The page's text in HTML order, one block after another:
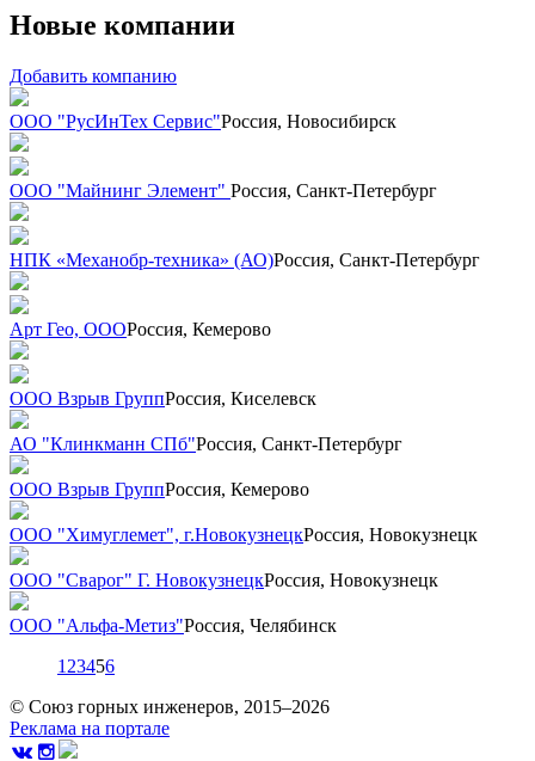
Новые компании
Добавить компанию
ООО "РусИнТех Сервис"Россия, Новосибирск
ООО "Майнинг Элемент" Россия, Санкт-Петербург
НПК «Механобр-техника» (АО)Россия, Санкт-Петербург
Арт Гео, ОООРоссия, Кемерово
ООО Взрыв ГруппРоссия, Киселевск
АО "Клинкманн СПб"Россия, Санкт-Петербург
ООО Взрыв ГруппРоссия, Кемерово
ООО "Химуглемет", г.НовокузнецкРоссия, Новокузнецк
ООО "Сварог" Г. НовокузнецкРоссия, Новокузнецк
ООО "Альфа-Метиз"Россия, Челябинск
1 23456
© Союз горных инженеров, 2015–2026
Реклама на портале